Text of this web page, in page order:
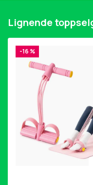
Lignende
-16 %